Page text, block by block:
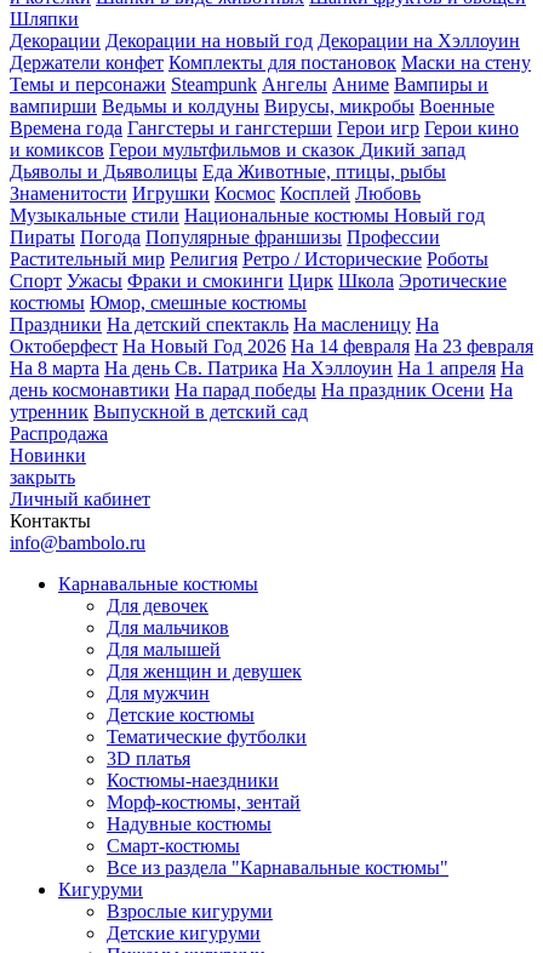
Шляпки
Декорации Декорации на новый год Декорации на Хэллоуин
Держатели конфет Комплекты для постановок Маски на стену
Темы и персонажи Steampunk Ангелы Аниме Вампиры и
вампирши Ведьмы и колдуны Вирусы, микробы Военные
Времена года Гангстеры и гангстерши Герои игр Герои кино
и комиксов Герои мультфильмов и сказок Дикий запад
Дьяволы и Дьяволицы Еда Животные, птицы, рыбы
Знаменитости Игрушки Космос Косплей Любовь
Музыкальные стили Национальные костюмы Новый год
Пираты Погода Популярные франшизы Профессии
Растительный мир Религия Ретро / Исторические Роботы
Спорт Ужасы Фраки и смокинги Цирк Школа Эротические
костюмы Юмор, смешные костюмы
Праздники На детский спектакль На масленицу На
Октоберфест На Новый Год 2026 На 14 февраля На 23 февраля
На 8 марта На день Св. Патрика На Хэллоуин На 1 апреля На
день космонавтики На парад победы На праздник Осени На
утренник Выпускной в детский сад
Распродажа
Новинки
закрыть
Личный кабинет
Контакты
info@bambolo.ru
Карнавальные костюмы
Для девочек
Для мальчиков
Для малышей
Для женщин и девушек
Для мужчин
Детские костюмы
Тематические футболки
3D платья
Костюмы-наездники
Морф-костюмы, зентай
Надувные костюмы
Смарт-костюмы
Все из раздела "Карнавальные костюмы"
Кигуруми
Взрослые кигуруми
Детские кигуруми